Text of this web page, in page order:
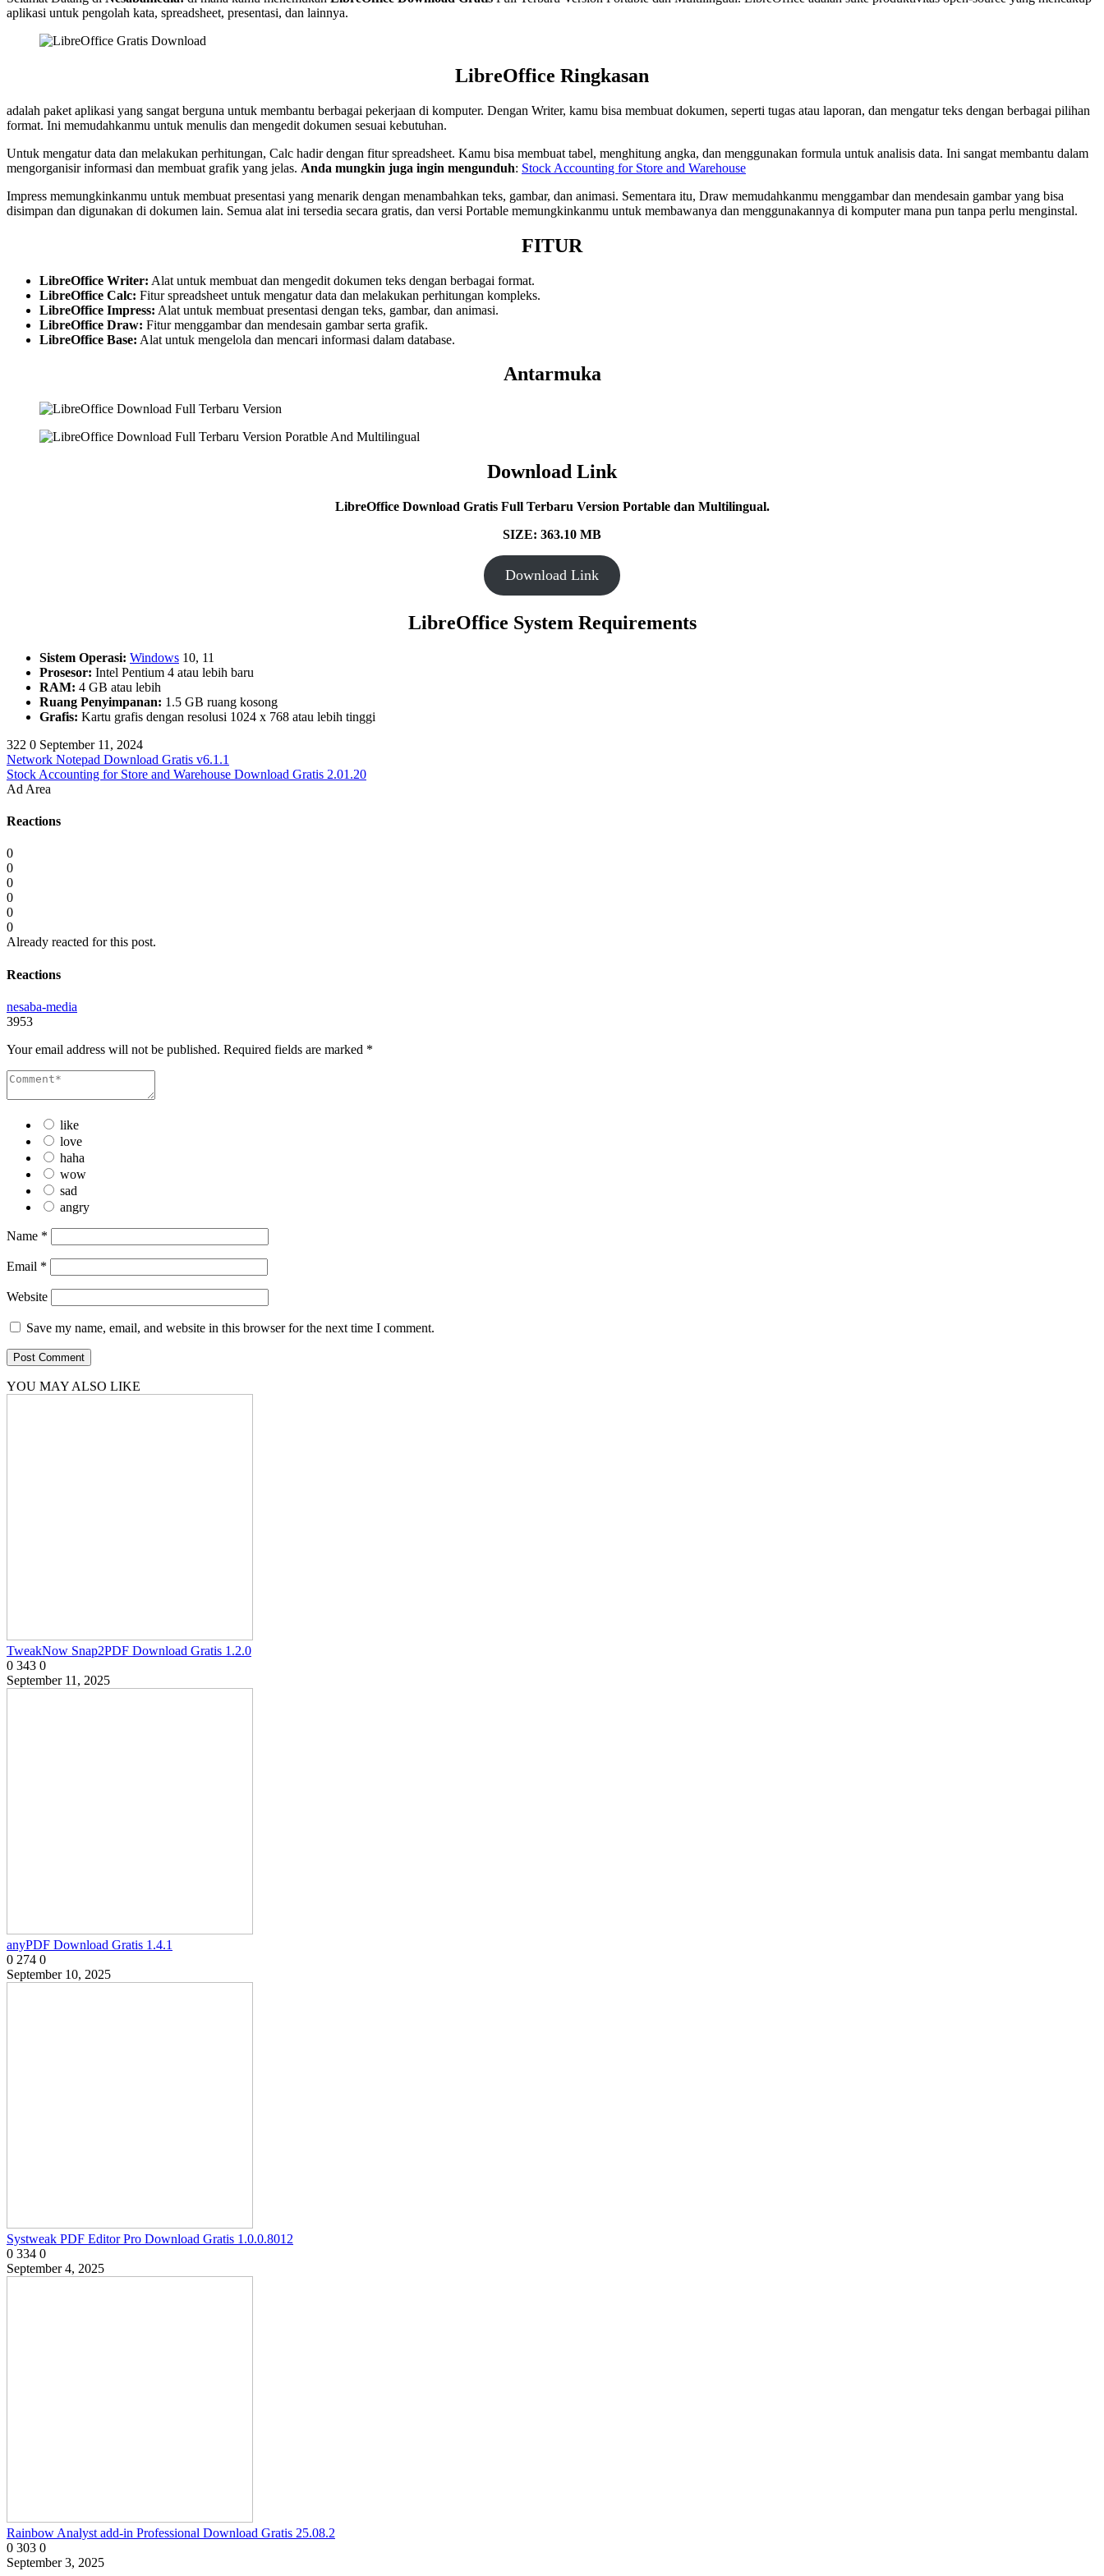
aplikasi untuk pengolah kata, spreadsheet, presentasi, dan lainnya.
LibreOffice Ringkasan
adalah paket aplikasi yang sangat berguna untuk membantu berbagai pekerjaan di komputer. Dengan Writer, kamu bisa membuat dokumen, seperti tugas atau laporan, dan mengatur teks dengan berbagai pilihan
format. Ini memudahkanmu untuk menulis dan mengedit dokumen sesuai kebutuhan.
Untuk mengatur data dan melakukan perhitungan, Calc hadir dengan fitur spreadsheet. Kamu bisa membuat tabel, menghitung angka, dan menggunakan formula untuk analisis data. Ini sangat membantu dalam
mengorganisir informasi dan membuat grafik yang jelas. Anda mungkin juga ingin mengunduh: Stock Accounting for Store and Warehouse
Impress memungkinkanmu untuk membuat presentasi yang menarik dengan menambahkan teks, gambar, dan animasi. Sementara itu, Draw memudahkanmu menggambar dan mendesain gambar yang bisa
disimpan dan digunakan di dokumen lain. Semua alat ini tersedia secara gratis, dan versi Portable memungkinkanmu untuk membawanya dan menggunakannya di komputer mana pun tanpa perlu menginstal.
FITUR
LibreOffice Writer: Alat untuk membuat dan mengedit dokumen teks dengan berbagai format.
LibreOffice Calc: Fitur spreadsheet untuk mengatur data dan melakukan perhitungan kompleks.
LibreOffice Impress: Alat untuk membuat presentasi dengan teks, gambar, dan animasi.
LibreOffice Draw: Fitur menggambar dan mendesain gambar serta grafik.
LibreOffice Base: Alat untuk mengelola dan mencari informasi dalam database.
Antarmuka
Download Link
LibreOffice Download Gratis Full Terbaru Version Portable dan Multilingual.
SIZE: 363.10 MB
Download Link
LibreOffice System Requirements
Sistem Operasi: Windows 10, 11
Prosesor: Intel Pentium 4 atau lebih baru
RAM: 4 GB atau lebih
Ruang Penyimpanan: 1.5 GB ruang kosong
Grafis: Kartu grafis dengan resolusi 1024 x 768 atau lebih tinggi
322 0 September 11, 2024
Network Notepad Download Gratis v6.1.1
Stock Accounting for Store and Warehouse Download Gratis 2.01.20
Ad Area
Reactions
0
0
0
0
0
0
Already reacted for this post.
Reactions
nesaba-media
3953
Your email address will not be published. Required fields are marked *
like
love
haha
wow
sad
angry
Name *
Email *
Website
Save my name, email, and website in this browser for the next time I comment.
YOU MAY ALSO LIKE
TweakNow Snap2PDF Download Gratis 1.2.0
0 343 0
September 11, 2025
anyPDF Download Gratis 1.4.1
0 274 0
September 10, 2025
Systweak PDF Editor Pro Download Gratis 1.0.0.8012
0 334 0
September 4, 2025
Rainbow Analyst add-in Professional Download Gratis 25.08.2
0 303 0
September 3, 2025